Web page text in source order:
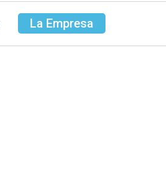
La Empresa